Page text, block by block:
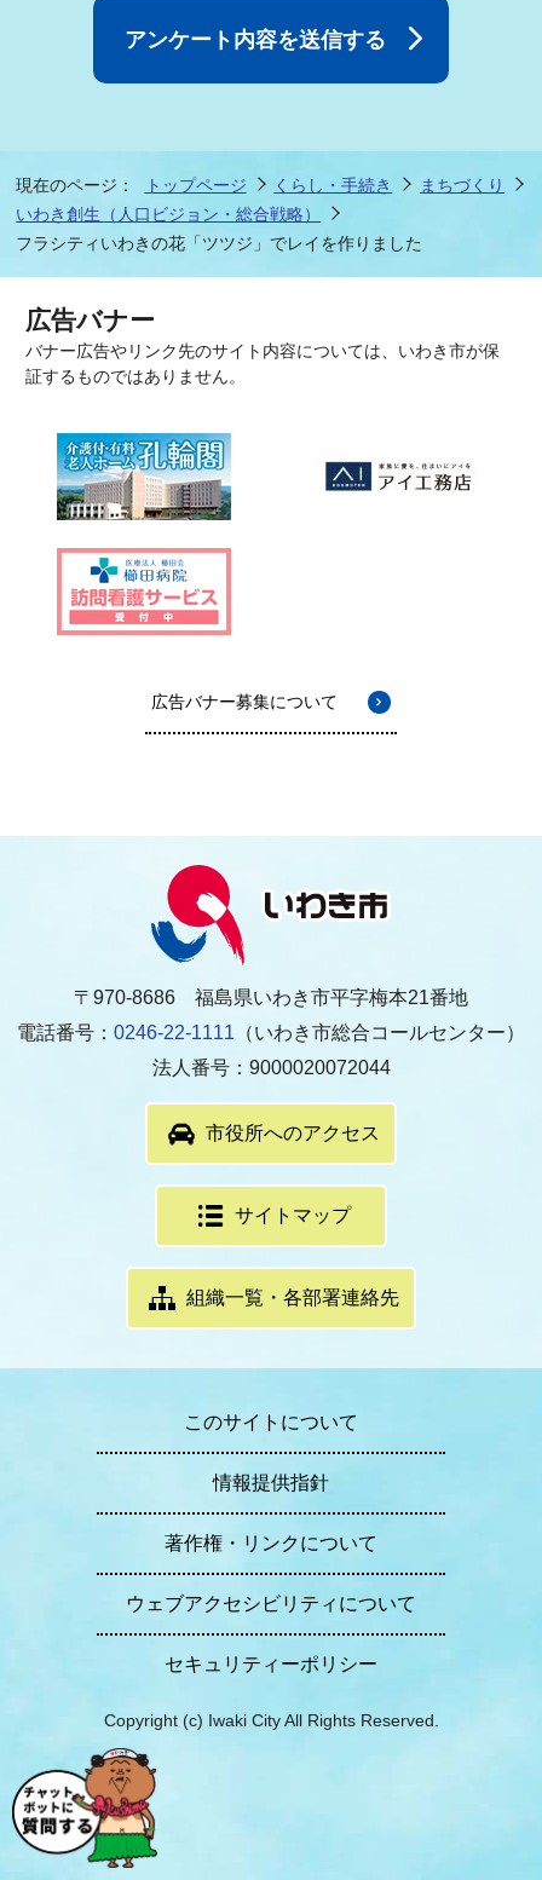
現在のページ： トップページ くらし・手続き
まちづくり
いわき創生（人口ビジョン・総合戦略）
フラシティいわきの花「ツツジ」でレイを作りました
広告バナー
バナー広告やリンク先のサイト内容については、いわき市が保
証するものではありません。
広告バナー募集について
〒970-8686 福島県いわき市平字梅本21番地
電話番号： 0246-22-1111 （いわき市総合コールセンター）
法人番号：9000020072044
市役所へのアクセス
サイトマップ
組織一覧・各部署連絡先
このサイトについて
情報提供指針
著作権・リンクについて
ウェブアクセシビリティについて
セキュリティーポリシー
Copyright (c) Iwaki City All Rights Reserved.